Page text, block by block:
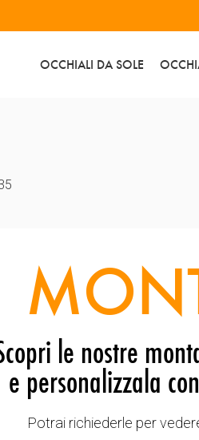
OCCHIALI DA SOLE
le nostre
e personalizzala
Potrai richiederle per